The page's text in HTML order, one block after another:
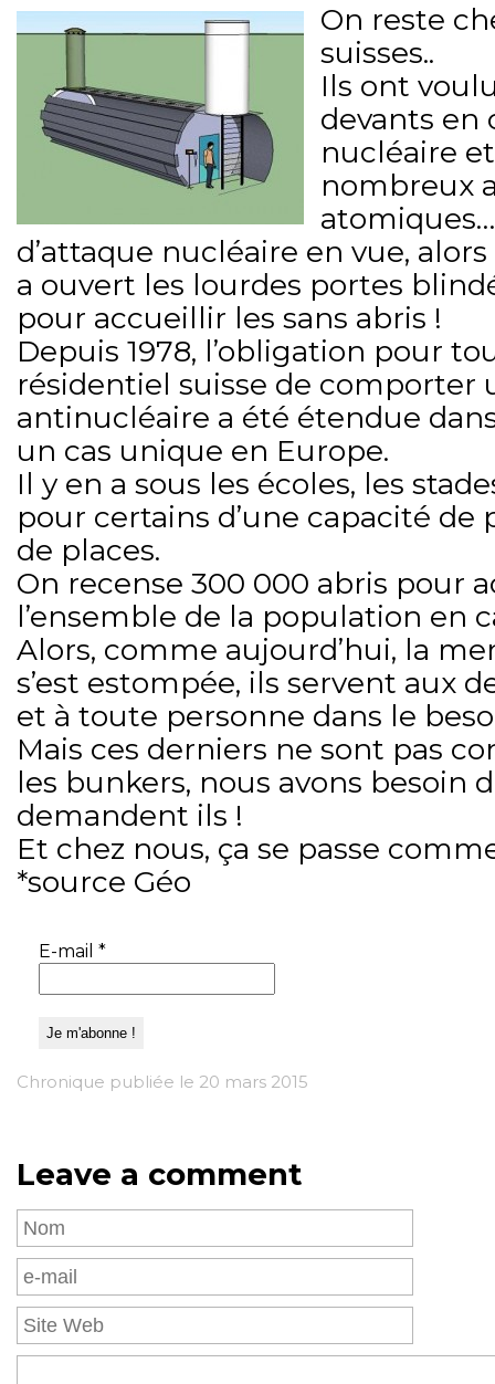
On reste
suisses..
Ils ont
devants en
nucléaire
nombreux
d’attaque nucléaire en vue,
a ouvert les lourdes portes
pour accueillir les sans abris !
Depuis 1978, l’obligation pour
résidentiel suisse de comporter
antinucléaire a été étendue
un cas unique en Europe.
Il y en a sous les écoles, les
pour certains d’une capacité de
de places.
On recense 300 000 abris pour
l’ensemble de la population en
Alors, comme aujourd’hui, la
s’est estompée, ils servent aux
et à toute personne dans le
Mais ces derniers ne sont pas
les bunkers, nous avons besoin
demandent ils !
Et chez nous, ça se passe
*source Géo
E-mail *
Chronique publiée le 20 mars 2015
Leave a comment